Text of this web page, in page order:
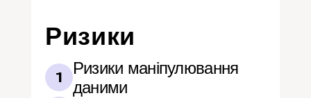
Ризики
1
Ризики маніпулювання
даними